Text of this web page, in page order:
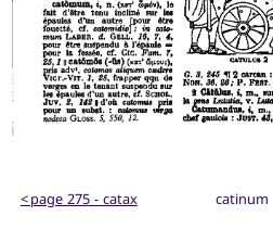
< page 275 - catax catinum